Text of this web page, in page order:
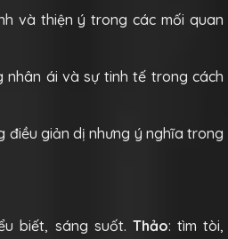
và thiện ý trong các mối quan
nhân ái và sự tinh tế trong cách
điều giản dị nhưng ý nghĩa trong
biết, sáng suốt. Thảo: tìm tòi,